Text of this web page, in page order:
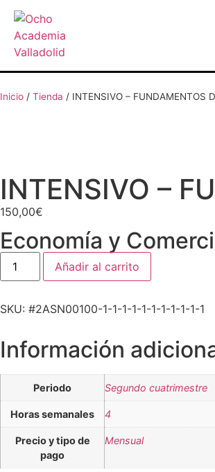
Inicio / Tienda / INTENSIVO – FUNDAMENTOS
INTENSIVO –
150,00€
Economía y
Añadir al carrito
SKU: #2ASN00100-1-1-1-1-1-1-1-1-1-1-1
Información
Periodo Segundo cuatrimestre
Horas semanales 4
Precio y tipo de
pago
Mensual